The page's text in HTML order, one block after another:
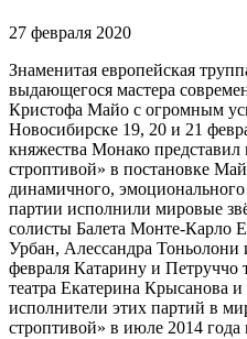
27 февраля 2020
Знаменитая европейская
выдающегося мастера
Кристофа Майо с огромным
Новосибирске 19, 20 и 21
княжества Монако
строптивой» в постановке
динамичного,
партии исполнили мировые
солисты Балета Монте-Карло
Урбан, Алессандра
февраля Катарину и Петруччо
театра Екатерина Крысанова
исполнители этих партий в
строптивой» в июле 2014 года